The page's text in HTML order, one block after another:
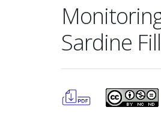
Sardine